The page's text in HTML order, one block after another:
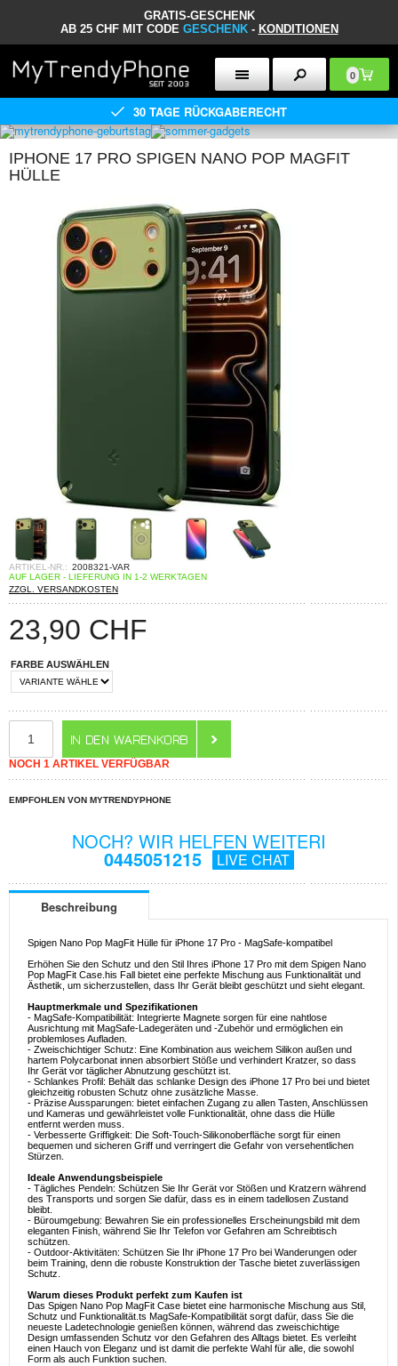
GRATIS-GESCHENK
AB 25 CHF MIT CODE GESCHENK- KONDITIONEN
0
30 TAGE RÜCKGABERECHT
IPHONE 17 PRO SPIGEN NANO POP MAGFIT
HÜLLE
ARTIKEL-NR.: 2008321-VAR
AUF LAGER - LIEFERUNG IN 1-2 WERKTAGEN
ZZGL. VERSANDKOSTEN
23,90 CHF
FARBE AUSWÄHLEN
NOCH 1 ARTIKEL VERFÜGBAR
EMPFOHLEN VON MYTRENDYPHONE
NOCH? WIR HELFEN WEITERI
0445051215 LIVE CHAT
Beschreibung
Spigen Nano Pop MagFit Hülle für iPhone 17 Pro - MagSafe-kompatibel
Erhöhen Sie den Schutz und den Stil Ihres iPhone 17 Pro mit dem Spigen Nano
Pop MagFit Case.his Fall bietet eine perfekte Mischung aus Funktionalität und
Ästhetik, um sicherzustellen, dass Ihr Gerät bleibt geschützt und sieht elegant.
Hauptmerkmale und Spezifikationen
- MagSafe-Kompatibilität: Integrierte Magnete sorgen für eine nahtlose
Ausrichtung mit MagSafe-Ladegeräten und -Zubehör und ermöglichen ein
problemloses Aufladen.
- Zweischichtiger Schutz: Eine Kombination aus weichem Silikon außen und
hartem Polycarbonat innen absorbiert Stöße und verhindert Kratzer, so dass
Ihr Gerät vor täglicher Abnutzung geschützt ist.
- Schlankes Profil: Behält das schlanke Design des iPhone 17 Pro bei und bietet
gleichzeitig robusten Schutz ohne zusätzliche Masse.
- Präzise Aussparungen: bietet einfachen Zugang zu allen Tasten, Anschlüssen
und Kameras und gewährleistet volle Funktionalität, ohne dass die Hülle
entfernt werden muss.
- Verbesserte Griffigkeit: Die Soft-Touch-Silikonoberfläche sorgt für einen
bequemen und sicheren Griff und verringert die Gefahr von versehentlichen
Stürzen.
Ideale Anwendungsbeispiele
- Tägliches Pendeln: Schützen Sie Ihr Gerät vor Stößen und Kratzern während
des Transports und sorgen Sie dafür, dass es in einem tadellosen Zustand
bleibt.
- Büroumgebung: Bewahren Sie ein professionelles Erscheinungsbild mit dem
eleganten Finish, während Sie Ihr Telefon vor Gefahren am Schreibtisch
schützen.
- Outdoor-Aktivitäten: Schützen Sie Ihr iPhone 17 Pro bei Wanderungen oder
beim Training, denn die robuste Konstruktion der Tasche bietet zuverlässigen
Schutz.
Warum dieses Produkt perfekt zum Kaufen ist
Das Spigen Nano Pop MagFit Case bietet eine harmonische Mischung aus Stil,
Schutz und Funktionalität.ts MagSafe-Kompatibilität sorgt dafür, dass Sie die
neueste Ladetechnologie genießen können, während das zweischichtige
Design umfassenden Schutz vor den Gefahren des Alltags bietet. Es verleiht
einen Hauch von Eleganz und ist damit die perfekte Wahl für alle, die sowohl
Form als auch Funktion suchen.